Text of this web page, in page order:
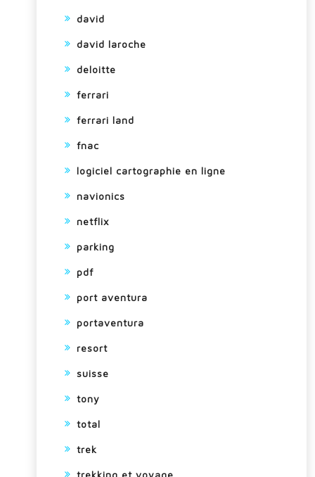
david
david laroche
deloitte
ferrari
ferrari land
fnac
logiciel cartographie en ligne
navionics
netflix
parking
pdf
port aventura
portaventura
resort
suisse
tony
total
trek
trekking et voyage